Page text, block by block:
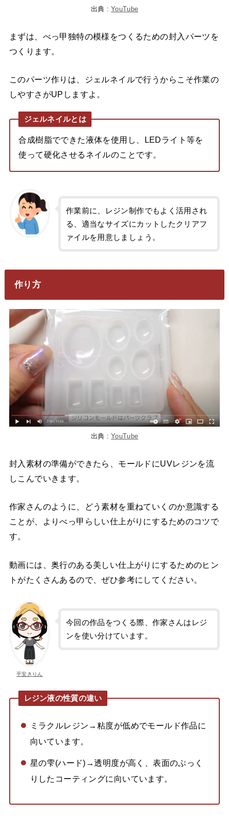
出典 :YouTube
まずは、べっ甲独特の模様をつくるための封入パーツを
つくります。
このパーツ作りは、ジェルネイルで行うからこそ作業の
しやすさがUPしますよ。
ジェルネイルとは
合成樹脂でできた液体を使用し、LEDライト等を
使って硬化させるネイルのことです。
作業前に、レジン制作でもよく活用され
る、適当なサイズにカットしたクリアフ
ァイルを用意しましょう。
作り方
出典 :YouTube
封入素材の準備ができたら、モールドにUVレジンを流
しこんでいきます。
作家さんのように、どう素材を重ねていくのか意識する
ことが、よりべっ甲らしい仕上がりにするためのコツで
す。
動画には、奥行のある美しい仕上がりにするためのヒン
トがたくさんあるので、ぜひ参考にしてください。
平安きりん
今回の作品をつくる際、作家さんはレジ
ンを使い分けています。
レジン液の性質の違い
ミラクルレジン→粘度が低めでモールド作品に
向いています。
星の雫(ハード)→透明度が高く、表面のぷっく
りしたコーティングに向いています。